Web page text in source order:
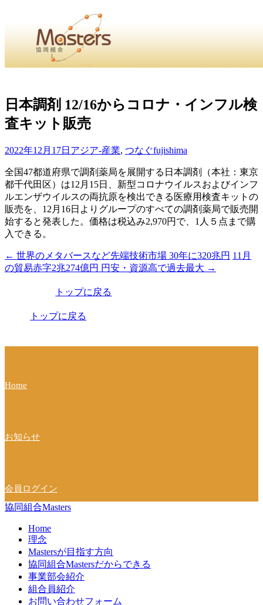
せ・
・Home・ ・理 念・ ・沿 革・ ・組織図・ ・会
協同組合Masters／
国土交通省・経済産業省・農林水産省・厚生労働省 認可
Masters組合員ログイン
日本調剤 12/16からコロナ・インフル検
査キット販売
2022年12月17日 アジア-産業, つなぐfujishima
全国47都道府県で調剤薬局を展開する日本調剤（本社：東京
都千代田区）は12月15日、新型コロナウイルスおよびインフ
ルエンザウイルスの両抗原を検出できる医療用検査キットの
販売を、12月16日よりグループのすべての調剤薬局で販売開
始すると発表した。価格は税込み2,970円で、1人５点まで購
入できる。
投
稿
ョ
← 世界のメタバースなど先端技術市場 30年に320兆円 11月
の貿易赤字2兆274億円 円安・資源高で過去最大 →
トップに戻る
トップに戻る
Home
お知らせ
会員ログイン
協同組合Masters
Home
理念
Mastersが目指す方向
協同組合Mastersだからできる
事業部会紹介
組合員紹介
お問い合わせフォーム